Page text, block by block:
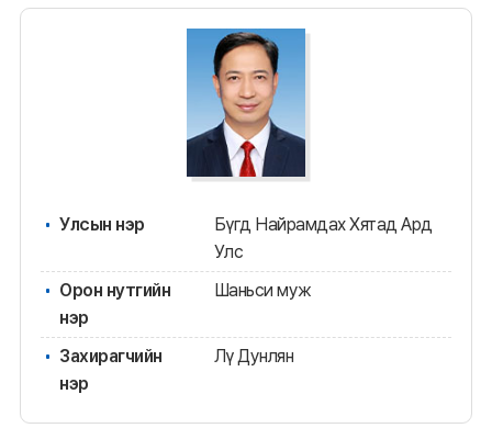
Улсын нэр
Бүгд Найрамдах Хятад Ард
Улс
Орон нутгийн
нэр
Шаньси муж
Захирагчийн
нэр
Лү Дунлян